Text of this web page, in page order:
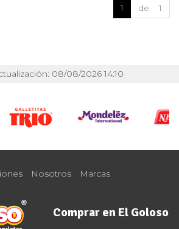
1 de 1
08/08/2026 14:10
Nosotros Marcas
Comprar en El Goloso